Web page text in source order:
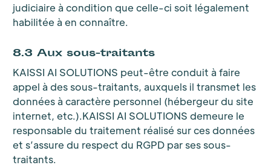
judiciaire à condition que celle-ci soit légalement
habilitée à en connaître.
8.3 Aux sous-traitants
KAISSI AI SOLUTIONS peut-être conduit à faire
appel à des sous-traitants, auxquels il transmet les
données à caractère personnel (hébergeur du site
internet, etc.).KAISSI AI SOLUTIONS demeure le
responsable du traitement réalisé sur ces données
et s’assure du respect du RGPD par ses sous-
traitants.